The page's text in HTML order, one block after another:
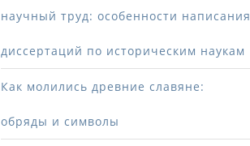
научный труд: особенности написания
диссертаций по историческим наукам
Как молились древние славяне:
обряды и символы